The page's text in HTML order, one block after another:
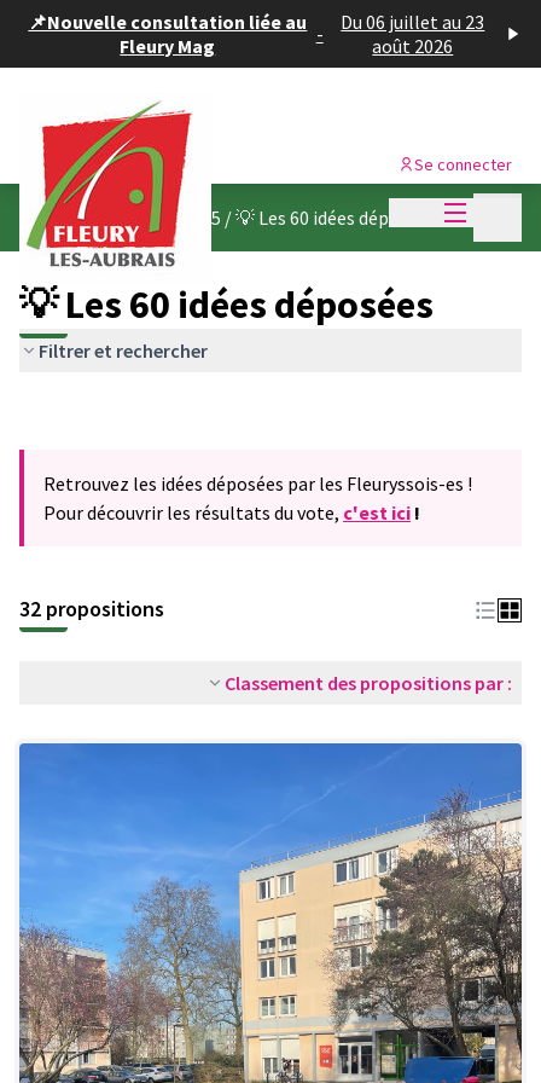
📌Nouvelle consultation liée au
Fleury Mag
-
Du 06 juillet au 23
août 2026
Menu
Se connecter
Budget participatif 2025 /💡 Les 60 idées déposées
💡 Les 60 idées déposées
Filtrer et rechercher
Retrouvez les idées déposées par les Fleuryssois-es !
Pour découvrir les résultats du vote, c'est ici !
32 propositions
Classement des propositions par :
Panneau de gestion des cookies